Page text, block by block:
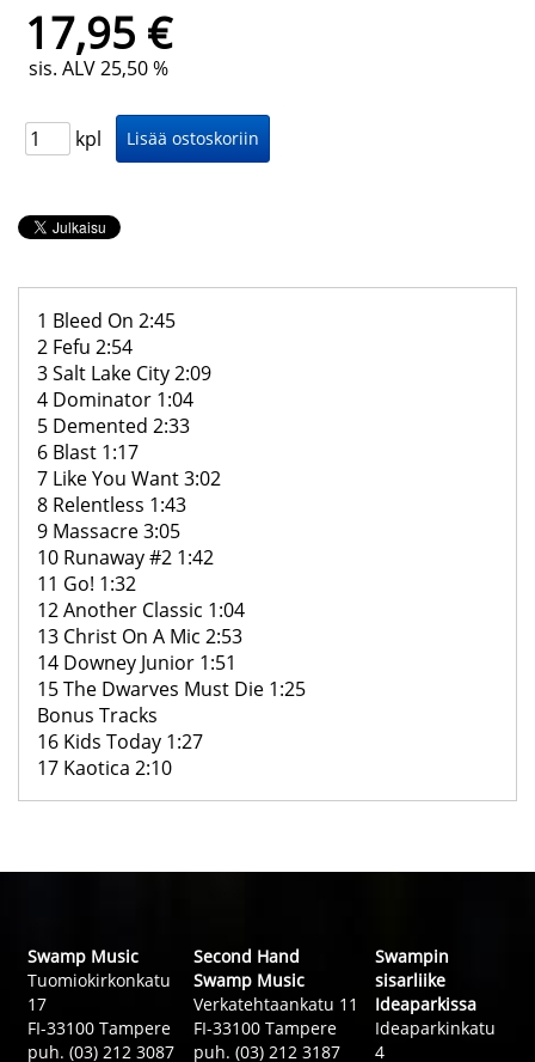
17,95 €
sis. ALV 25,50 %
kpl
1 Bleed On 2:45
2 Fefu 2:54
3 Salt Lake City 2:09
4 Dominator 1:04
5 Demented 2:33
6 Blast 1:17
7 Like You Want 3:02
8 Relentless 1:43
9 Massacre 3:05
10 Runaway #2 1:42
11 Go! 1:32
12 Another Classic 1:04
13 Christ On A Mic 2:53
14 Downey Junior 1:51
15 The Dwarves Must Die 1:25
Bonus Tracks
16 Kids Today 1:27
17 Kaotica 2:10
Swamp Music
Tuomiokirkonkatu
17
FI-33100 Tampere
puh. (03) 212 3087
Second Hand
Swamp Music
Verkatehtaankatu 11
FI-33100 Tampere
puh. (03) 212 3187
Swampin
sisarliike
Ideaparkissa
Ideaparkinkatu
4